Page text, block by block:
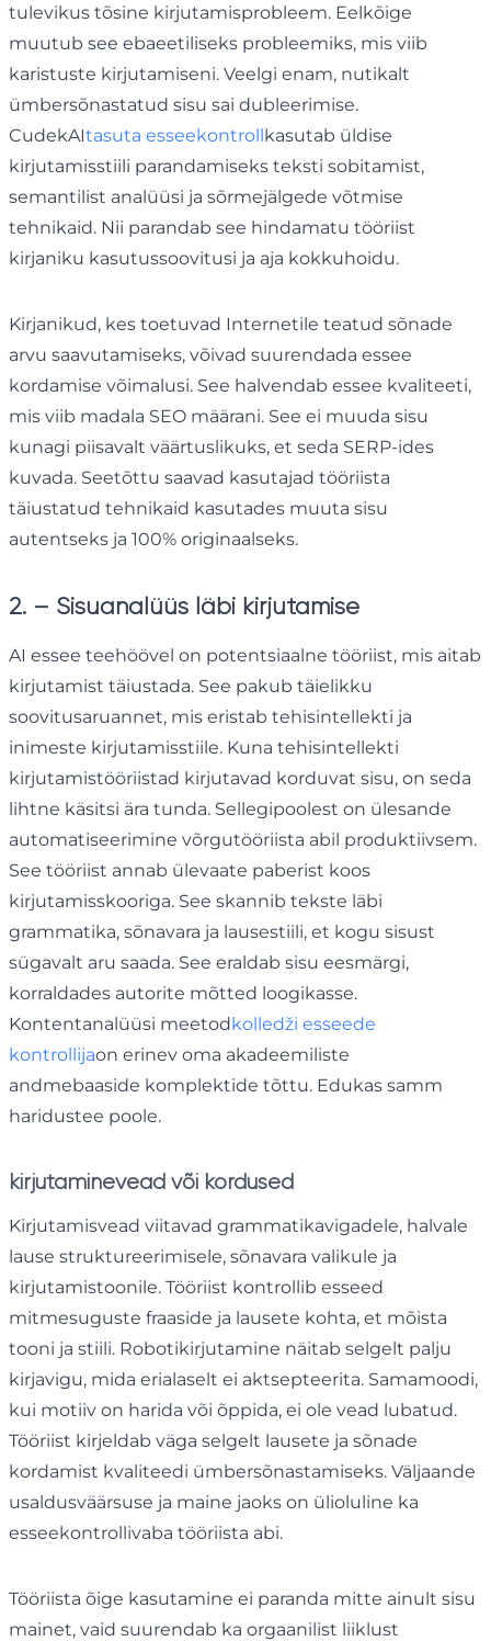
tulevikus tõsine kirjutamisprobleem. Eelkõige
muutub see ebaeetiliseks probleemiks, mis viib
karistuste kirjutamiseni. Veelgi enam, nutikalt
ümbersõnastatud sisu sai dubleerimise.
CudekAItasuta esseekontrollkasutab üldise
kirjutamisstiili parandamiseks teksti sobitamist,
semantilist analüüsi ja sõrmejälgede võtmise
tehnikaid. Nii parandab see hindamatu tööriist
kirjaniku kasutussoovitusi ja aja kokkuhoidu.
Kirjanikud, kes toetuvad Internetile teatud sõnade
arvu saavutamiseks, võivad suurendada essee
kordamise võimalusi. See halvendab essee kvaliteeti,
mis viib madala SEO määrani. See ei muuda sisu
kunagi piisavalt väärtuslikuks, et seda SERP-ides
kuvada. Seetõttu saavad kasutajad tööriista
täiustatud tehnikaid kasutades muuta sisu
autentseks ja 100% originaalseks.
2. – Sisuanalüüs läbi kirjutamise
AI essee teehöövel on potentsiaalne tööriist, mis aitab
kirjutamist täiustada. See pakub täielikku
soovitusaruannet, mis eristab tehisintellekti ja
inimeste kirjutamisstiile. Kuna tehisintellekti
kirjutamistööriistad kirjutavad korduvat sisu, on seda
lihtne käsitsi ära tunda. Sellegipoolest on ülesande
automatiseerimine võrgutööriista abil produktiivsem.
See tööriist annab ülevaate paberist koos
kirjutamisskooriga. See skannib tekste läbi
grammatika, sõnavara ja lausestiili, et kogu sisust
sügavalt aru saada. See eraldab sisu eesmärgi,
korraldades autorite mõtted loogikasse.
Kontentanalüüsi meetodkolledži esseede
kontrollijaon erinev oma akadeemiliste
andmebaaside komplektide tõttu. Edukas samm
haridustee poole.
kirjutaminevead või kordused
Kirjutamisvead viitavad grammatikavigadele, halvale
lause struktureerimisele, sõnavara valikule ja
kirjutamistoonile. Tööriist kontrollib esseed
mitmesuguste fraaside ja lausete kohta, et mõista
tooni ja stiili. Robotikirjutamine näitab selgelt palju
kirjavigu, mida erialaselt ei aktsepteerita. Samamoodi,
kui motiiv on harida või õppida, ei ole vead lubatud.
Tööriist kirjeldab väga selgelt lausete ja sõnade
kordamist kvaliteedi ümbersõnastamiseks. Väljaande
usaldusväärsuse ja maine jaoks on ülioluline ka
esseekontrollivaba tööriista abi.
Tööriista õige kasutamine ei paranda mitte ainult sisu
mainet, vaid suurendab ka orgaanilist liiklust